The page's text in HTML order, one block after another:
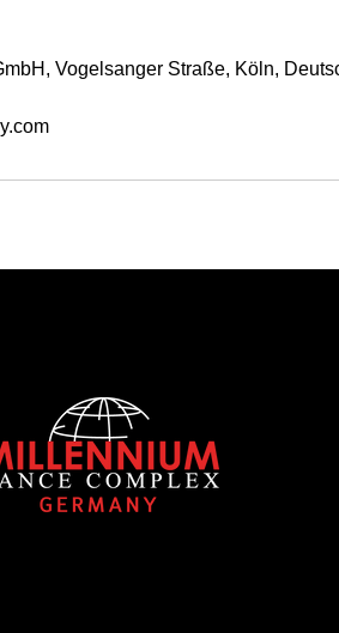
Vogelsanger Straße, Köln,